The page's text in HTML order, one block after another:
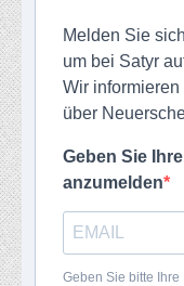
Melden Sie
um bei Satyr
Wir
über
Geben Sie
anzumelden
Geben Sie bitte Ihre